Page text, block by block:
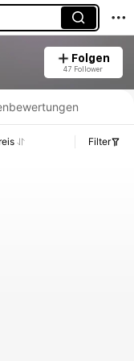
Folgen
47 Follower
Filter